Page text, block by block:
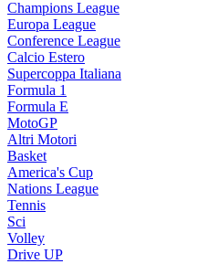
Champions League
Europa League
Conference League
Calcio Estero
Supercoppa Italiana
Formula 1
Formula E
MotoGP
Altri Motori
Basket
America's Cup
Nations League
Tennis
Sci
Volley
Drive UP